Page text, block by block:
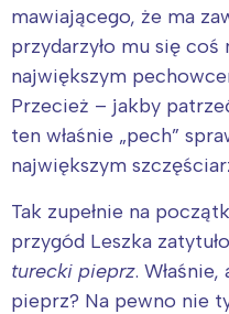
mawiającego, że ma
przydarzyło mu się coś
największym
Przecież – jakby
ten właśnie „pech”
największym
Tak zupełnie na
przygód Leszka
turecki pieprz.
pieprz? Na pewno nie